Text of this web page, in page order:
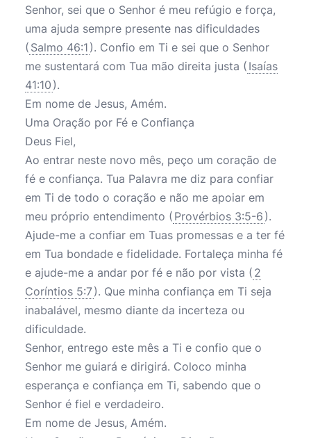
Senhor, sei que o Senhor é meu refúgio e força,
uma ajuda sempre presente nas dificuldades
( Salmo 46:1 ). Confio em Ti e sei que o Senhor
me sustentará com Tua mão direita justa ( Isaías
41:10 ).
Em nome de Jesus, Amém.
Uma Oração por Fé e Confiança
Deus Fiel,
Ao entrar neste novo mês, peço um coração de
fé e confiança. Tua Palavra me diz para confiar
em Ti de todo o coração e não me apoiar em
meu próprio entendimento ( Provérbios 3:5-6 ).
Ajude-me a confiar em Tuas promessas e a ter fé
em Tua bondade e fidelidade. Fortaleça minha fé
e ajude-me a andar por fé e não por vista ( 2
Coríntios 5:7). Que minha confiança em Ti seja
inabalável, mesmo diante da incerteza ou
dificuldade.
Senhor, entrego este mês a Ti e confio que o
Senhor me guiará e dirigirá. Coloco minha
esperança e confiança em Ti, sabendo que o
Senhor é fiel e verdadeiro.
Em nome de Jesus, Amém.